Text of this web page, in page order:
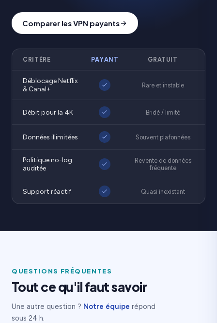
Comparer les VPN payants
CRITÈRE PAYANT GRATUIT
Déblocage Netflix
& Canal+
Rare et instable
Débit pour la 4K Bridé / limité
Données illimitées Souvent plafonnées
Politique no-log
auditée
Revente de données
fréquente
Support réactif Quasi inexistant
QUESTIONS FRÉQUENTES
Tout ce qu'il faut savoir
Une autre question ? Notre équipe répond
sous 24 h.